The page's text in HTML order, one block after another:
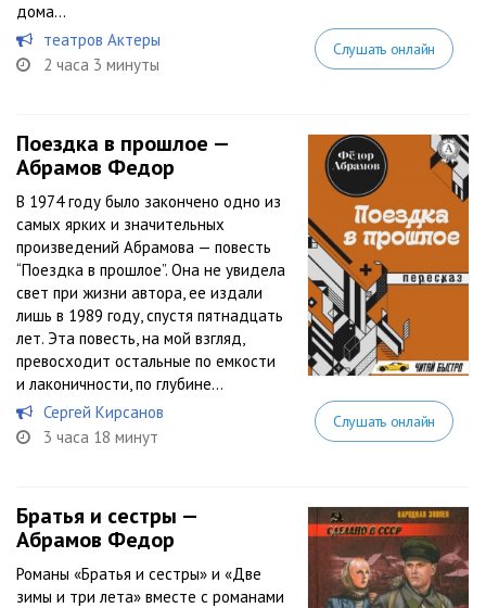
дома...
театров Актеры
2 часа 3 минуты
Слушать онлайн
Поездка в прошлое —
Абрамов Федор
В 1974 году было закончено одно из
самых ярких и значительных
произведений Абрамова — повесть
“Поездка в прошлое”. Она не увидела
свет при жизни автора, ее издали
лишь в 1989 году, спустя пятнадцать
лет. Эта повесть, на мой взгляд,
превосходит остальные по емкости
и лаконичности, по глубине...
Сергей Кирсанов
3 часа 18 минут
Слушать онлайн
Братья и сестры —
Абрамов Федор
Романы «Братья и сестры» и «Две
зимы и три лета» вместе с романами